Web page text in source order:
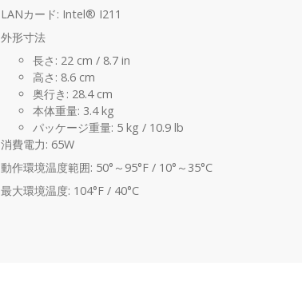
LANカード: Intel® I211
外形寸法
長さ: 22 cm / 8.7 in
高さ: 8.6 cm
奥行き: 28.4 cm
本体重量: 3.4 kg
パッケージ重量: 5 kg / 10.9 lb
消費電力: 65W
動作環境温度範囲: 50°～95°F / 10°～35°C
最大環境温度: 104°F / 40°C